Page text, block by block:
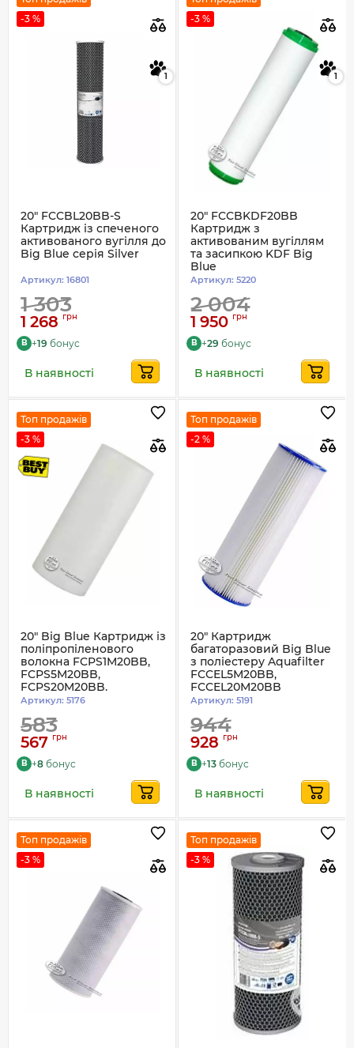
-3 %
1
20" FCCBL20BB-S
Картридж із спеченого
активованого вугілля до
Big Blue серія Silver
Артикул: 16801
1 303
1 268 грн
B +19 бонус
В наявності
-3 %
1
20" FCCBKDF20BB
Картридж з
активованим вугіллям
та засипкою KDF Big
Blue
Артикул: 5220
2 004
1 950 грн
B +29 бонус
В наявності
Топ продажів
-3 %
20" Big Blue Картридж із
поліпропіленового
волокна FCPS1M20BB,
FCPS5M20BB,
FCPS20M20BB,
FCPS50M20BB
Артикул: 5176
583
567 грн
B +8 бонус
В наявності
Топ продажів
-2 %
20" Картридж
багаторазовий Big Blue
з поліестеру Aquafilter
FCCEL5M20BB,
FCCEL20M20BB
Артикул: 5191
944
928 грн
B +13 бонус
В наявності
Топ продажів
-3 %
Топ продажів
-3 %